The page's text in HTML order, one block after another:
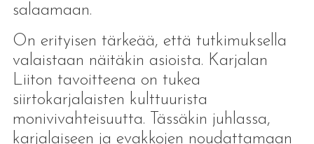
salaamaan.
On erityisen tärkeää, että tutkimuksella
valaistaan näitäkin asioista. Karjalan
Liiton tavoitteena on tukea
siirtokarjalaisten kulttuurista
monivivahteisuutta. Tässäkin juhlassa,
karjalaiseen ja evakkojen noudattamaan